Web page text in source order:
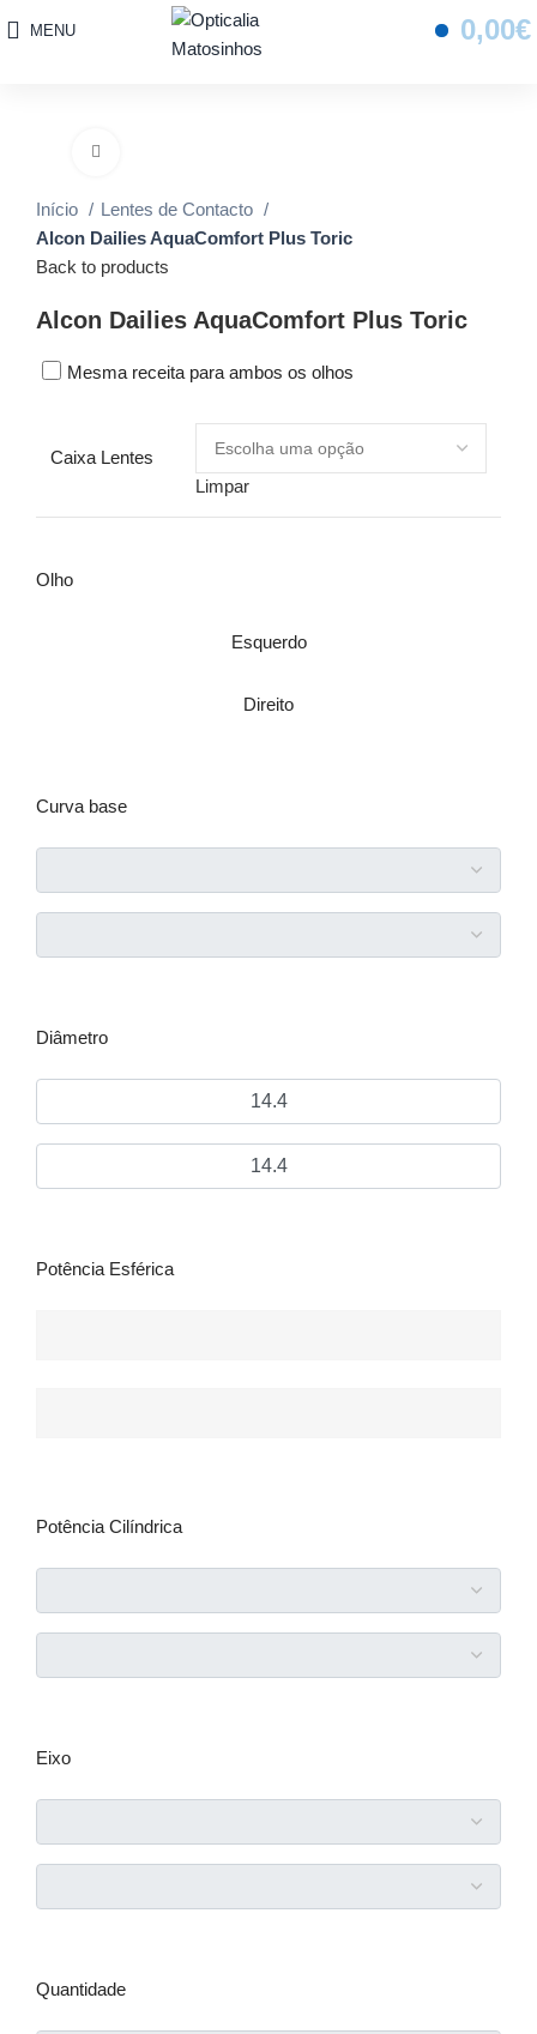
MENU 0,00€
Início
Lentes de Contacto
Alcon Dailies AquaComfort Plus Toric
Back to products
Alcon Dailies AquaComfort Plus Toric
Mesma receita para ambos os olhos
Caixa Lentes
Limpar
Olho
Esquerdo
Direito
Curva base
Diâmetro
14.4
14.4
Potência Esférica
Potência Cilíndrica
Eixo
Quantidade